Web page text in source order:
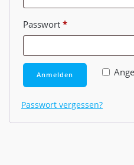
Passwort *Erforderlich
Anmelden
Passwort vergessen?